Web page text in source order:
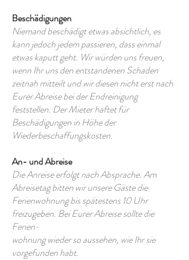
Beschädigungen
Niemand beschädigt etwas absichtlich, es
kann jedoch jedem passieren, dass einmal
etwas kaputt geht. Wir würden uns freuen,
wenn Ihr uns den entstandenen Schaden
zeitnah mitteilt und wir diesen nicht erst nach
Eurer Abreise bei der Endreinigung
feststellen. Der Mieterhaftet für
Beschädigungen in Höhe der
Wiederbeschaffungskosten.
An- und Abreise
Die Anreise erfolgt nach Absprache. Am
Abreisetag bitten wir unsere Gäste die
Ferienwohnung bis spätestens 10 Uhr
freizugeben. Bei Eurer Abreise sollte die
Ferien-
wohnung wieder so aussehen, wie Ihr sie
vorgefunden habt.